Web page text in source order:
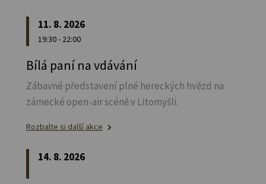
11. 8. 2026
19:30 - 22:00
Bílá paní na vdávání
Zábavné představení plné hereckých hvězd na
zámecké open-air scéně v Litomyšli.
Rozbalte si další akce
14. 8. 2026